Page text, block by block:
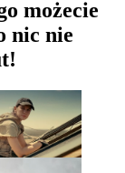
możecie
nic nie